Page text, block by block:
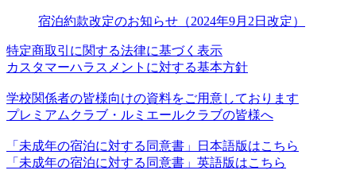
宿泊約款改定のお知らせ（2024年9月2日改定）
特定商取引に関する法律に基づく表示
カスタマーハラスメントに対する基本方針
学校関係者の皆様向けの資料をご用意しております
プレミアムクラブ・ルミエールクラブの皆様へ
「未成年の宿泊に対する同意書」日本語版はこちら
「未成年の宿泊に対する同意書」英語版はこちら